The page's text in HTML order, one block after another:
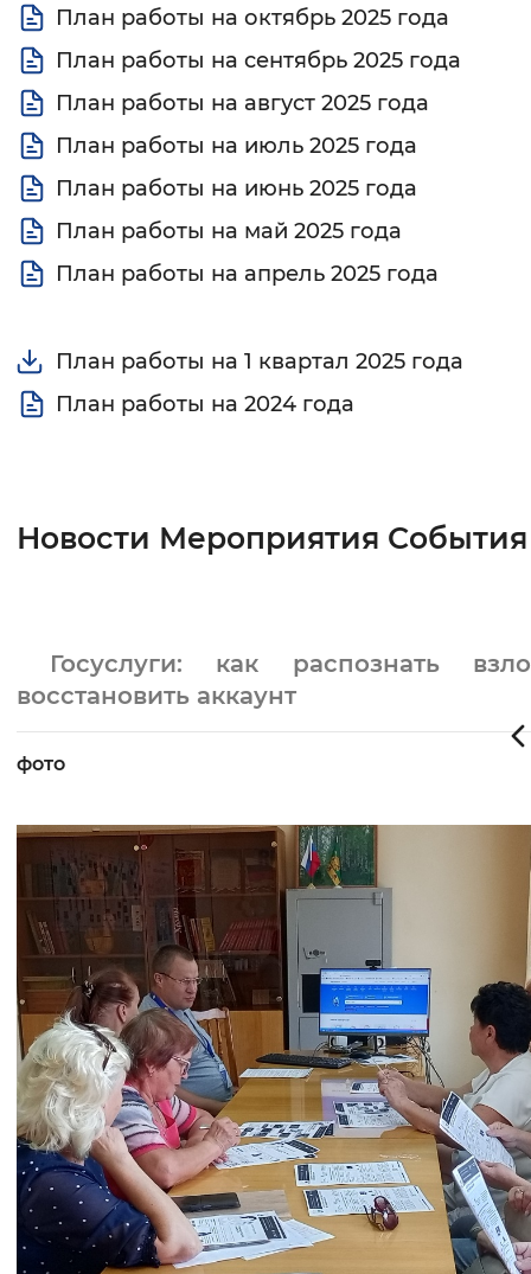
План работы на октябрь 2025 года
План работы на сентябрь 2025 года
План работы на август 2025 года
План работы на июль 2025 года
План работы на июнь 2025 года
План работы на май 2025 года
План работы на апрель 2025 года
План работы на 1 квартал 2025 года
План работы на 2024 года
Новости Мероприятия События
Госуслуги: как распознать
восстановить аккаунт
фото